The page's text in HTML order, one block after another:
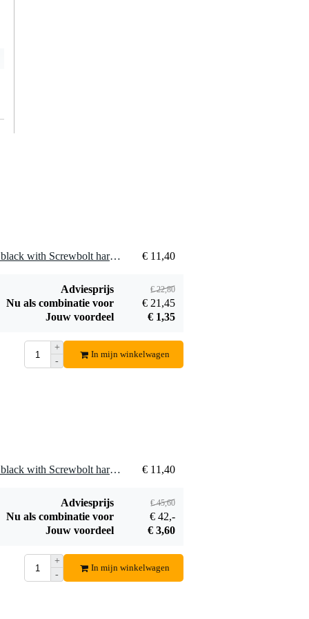
2 x Safetex Shackle 13mm black with Screwbolt harpsluiting met schroefbout € 11,40
Adviesprijs € 22,80
Nu als combinatie voor
€ 21,45
Jouw voordeel
€ 1,35
+
-
In mijn winkelwagen
4 x Safetex Shackle 13mm black with Screwbolt harpsluiting met schroefbout € 11,40
Adviesprijs € 45,60
Nu als combinatie voor
€ 42,-
Jouw voordeel
€ 3,60
+
-
In mijn winkelwagen